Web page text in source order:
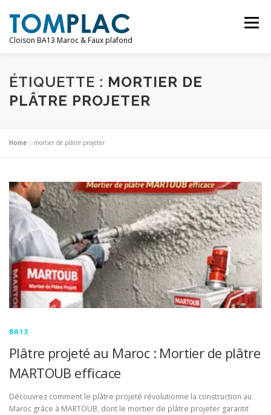
contenu
Cloison BA13 Maroc & Faux plafond
Menu
AMÉNAGEMENT SERVICES PRODUIT
ÉTIQUETTE : MORTIER DE
PLÂTRE PROJETER
Home »mortier de plâtre projeter
BA13
Plâtre projeté au Maroc : Mortier de plâtre
MARTOUB efficace
Découvrez comment le plâtre projeté révolutionne la construction au
Maroc grâce à MARTOUB, dont le mortier de plâtre projeter garantit